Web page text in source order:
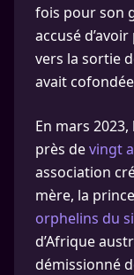
fois pour son
accusé
vers la sortie
avait
En mars
près devingt
association
mère, la
orphelins du
d’Afrique
démissionné